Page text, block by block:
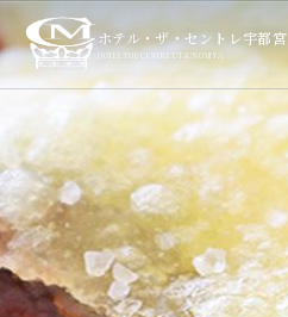
ホテル・ザ・セントレ宇都宮
HOTEL THE CENTRE UTSUNOMIYA